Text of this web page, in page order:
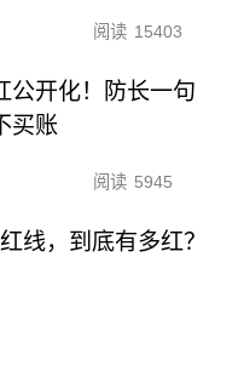
阅读 15403
公开化！防长一句
买账
阅读 5945
线，到底有多红？